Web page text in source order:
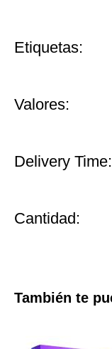
Etiquetas:
Valores:
Delivery Time:
Cantidad:
También te